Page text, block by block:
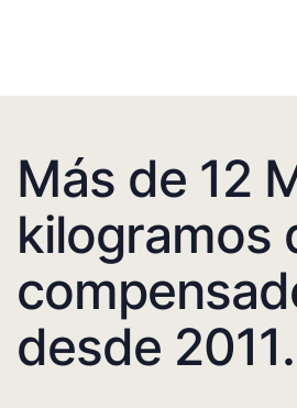
Más de 12
kilogramos
desde 2011.